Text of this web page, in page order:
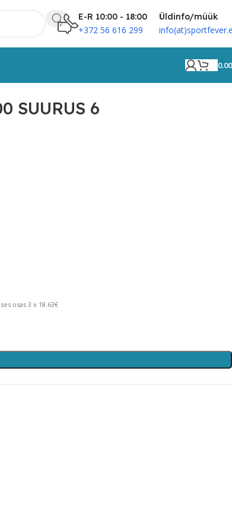
E-R 10:00 - 18:00
+372 56 616 299
Üldinfo/müük
SUURUS 6
osas 3 x 18.63€